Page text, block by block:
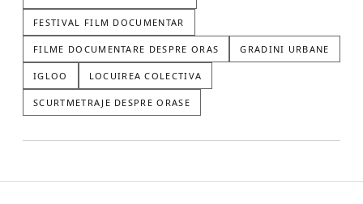
FESTIVAL FILM DOCUMENTAR
FILME DOCUMENTARE DESPRE ORAS GRADINI URBANE
IGLOO LOCUIREA COLECTIVA
SCURTMETRAJE DESPRE ORASE